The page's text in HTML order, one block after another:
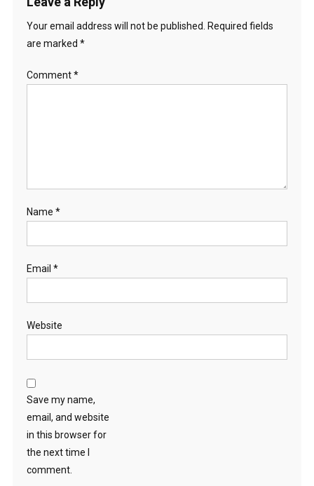
Your email address will not be published.
Required fields
are marked *
Comment*
Name *
Email *
Website
Save my name,
email, and website
in this browser for
the next time I
comment.